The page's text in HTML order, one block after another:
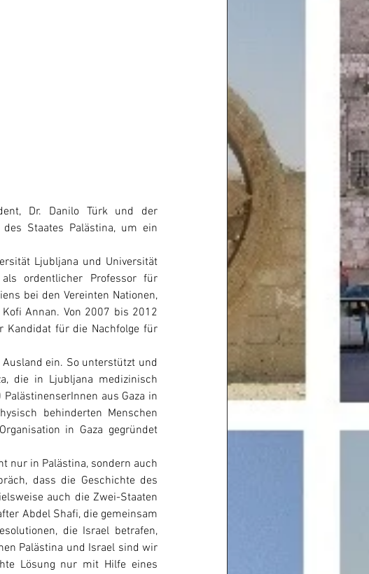
Dr. Danilo Türk und der
Staates Palästina, um ein
Ljubljana und Universität
ordentlicher Professor für
bei den Vereinten Nationen,
Annan. Von 2007 bis 2012
Kandidat für die Nachfolge für
ein. So unterstützt und
die in Ljubljana medizinisch
aus Gaza in
behinderten Menschen
in Gaza gegründet
nur in Palästina, sondern auch
dass die Geschichte des
auch die Zwei-Staaten
Abdel Shafi, die gemeinsam
die Israel betrafen,
Palästina und Israel sind wir
Lösung nur mit Hilfe eines